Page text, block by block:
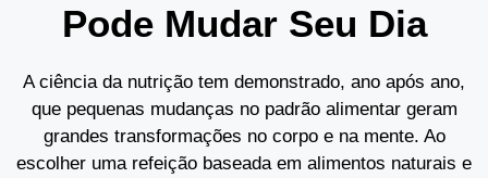
Pode Mudar Seu Dia
A ciência da nutrição tem demonstrado, ano após ano,
que pequenas mudanças no padrão alimentar geram
grandes transformações no corpo e na mente. Ao
escolher uma refeição baseada em alimentos naturais e